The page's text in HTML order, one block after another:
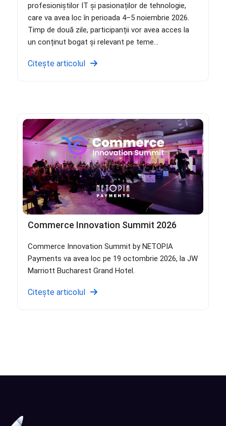
profesioniștilor IT și pasionaților de tehnologie,
care va avea loc în perioada 4–5 noiembrie 2026.
Timp de două zile, participanții vor avea acces la
un conținut bogat și relevant pe teme...
Citește articolul
Commerce Innovation Summit 2026
Commerce Innovation Summit by NETOPIA
Payments va avea loc pe 19 octombrie 2026, la JW
Marriott Bucharest Grand Hotel.
Citește articolul